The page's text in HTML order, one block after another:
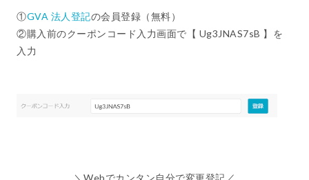
①GVA 法人登記の会員登録（無料）
②購入前のクーポンコード入力画面で【 Ug3JNAS7sB 】を
入力
＼Webでカンタン自分で変更登記／